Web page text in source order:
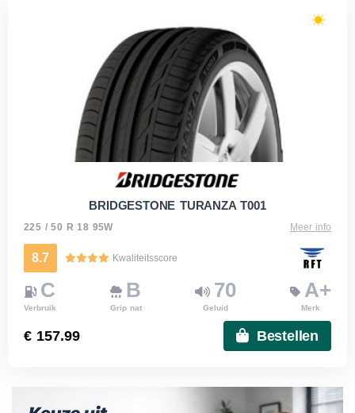
BRIDGESTONE TURANZA T001
225 / 50 R 18 95W Meer info
8.7 Kwaliteitsscore
C
Verbruik
B
Grip nat
70
Geluid
A+
Merk
€ 157.99 Bestellen